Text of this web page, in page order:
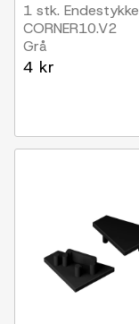
1 stk. Endestykke
CORNER10.V2
Grå
4 kr